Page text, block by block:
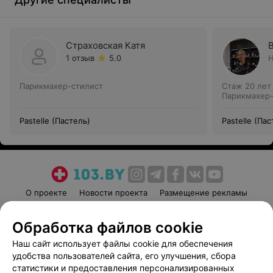
Страховская Катя
1 отзыв 5.0
Парикмахер-стилист
Pastelle (Пастель)
Стаж 20 лет
Pastelle
О проекте Новости проекта
Размещение рекламы
Пользовательское соглашение
Способы оплаты
Вакансии
Партнеры
Написать руководителю 103.by
Обработка файлов cookie
Наш сайт использует файлы cookie для обеспечения
удобства пользователей сайта, его улучшения, сбора
статистики и предоставления персонализированных